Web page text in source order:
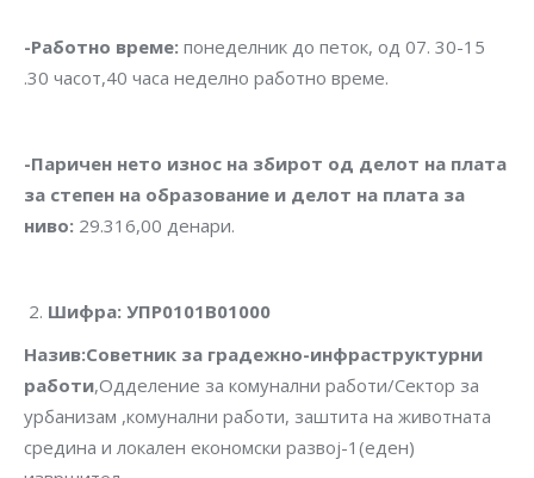
-Работно време: понеделник до петок, од 07. 30-15
.30 часот,40 часа неделно работно време.
-Паричен нето износ на збирот од делот на плата
за степен на образование и делот на плата за
ниво: 29.316,00 денари.
Шифра: УПР0101В01000
Назив:Советник за градежно-инфраструктурни
работи,Одделение за комунални работи/Сектор за
урбанизам ,комунални работи, заштита на животната
средина и локален економски развој-1(еден)